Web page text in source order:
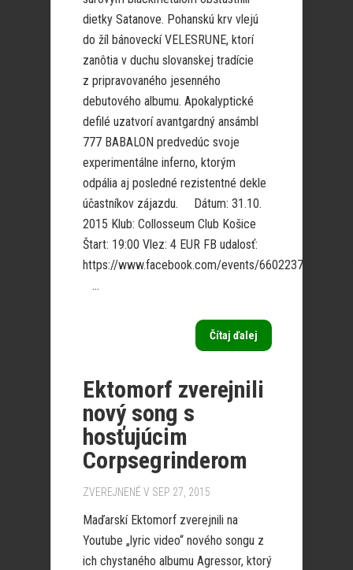
dietky Satanove. Pohanskú krv vlejú
do žíl bánoveckí VELESRUNE, ktorí
zanôtia v duchu slovanskej tradície
z pripravovaného jesenného
debutového albumu. Apokalyptické
defilé uzatvorí avantgardný ansámbl
777 BABALON predvedúc svoje
experimentálne inferno, ktorým
odpália aj posledné rezistentné dekle
účastníkov zájazdu. Dátum: 31.10.
2015 Klub: Collosseum Club Košice
Štart: 19:00 Vlez: 4 EUR FB udalosť:
https://www.facebook.com/events/
...
Čítaj ďalej
Ektomorf zverejnili
nový song s
hosťujúcim
Corpsegrinderom
ZVEREJNENÉ V SEP 27, 2015
Maďarskí Ektomorf zverejnili na
Youtube „lyric video“ nového songu z
ich chystaného albumu Agressor, ktorý